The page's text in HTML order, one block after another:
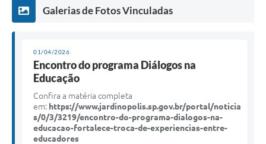
Galerias de Fotos Vinculadas
01/04/2026
Encontro do programa Diálogos na
Educação
Confira a matéria completa
em: https://www.jardinopolis.sp.gov.br/portal/noticia
s/0/3/3219/encontro-do-programa-dialogos-na-
educacao-fortalece-troca-de-experiencias-entre-
educadores